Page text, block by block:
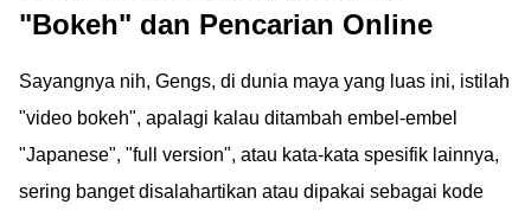
"Bokeh" dan Pencarian Online
Sayangnya nih, Gengs, di dunia maya yang luas ini, istilah
"video bokeh", apalagi kalau ditambah embel-embel
"Japanese", "full version", atau kata-kata spesifik lainnya,
sering banget disalahartikan atau dipakai sebagai kode